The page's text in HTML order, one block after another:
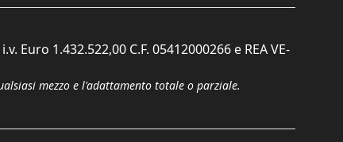
Euro 1.432.522,00 C.F. 05412000266 e REA VE-
mezzo e l'adattamento totale o parziale.